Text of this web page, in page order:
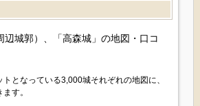
城郭）、「高森城」の地図・口コ
となっている3,000城それぞれの地図に、
す。